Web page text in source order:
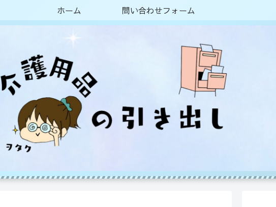
ホーム 問い合わせフォーム